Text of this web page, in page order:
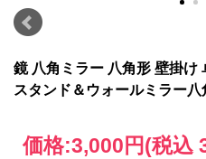
鏡 八角ミラー 八角形 壁掛け
スタンド＆ウォールミラー
価格:3,000円(税込